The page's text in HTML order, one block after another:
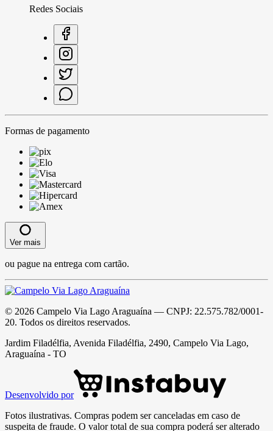
Redes Sociais
Formas de pagamento
Ver mais
ou pague na entrega com cartão.
© 2026 Campelo Via Lago Araguaína — CNPJ: 22.575.782/0001-
20. Todos os direitos reservados.
Jardim Filadélfia, Avenida Filadélfia, 2490, Campelo Via Lago,
Araguaína - TO
Desenvolvido por
Fotos ilustrativas. Compras podem ser canceladas em caso de
suspeita de fraude. O valor total de sua compra poderá ser alterado